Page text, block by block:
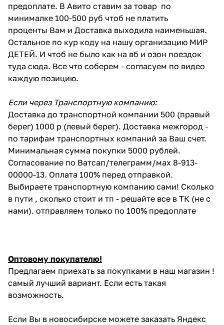
предоплате. В Авито ставим за товар по
минималке 100-500 руб чтоб не платить
проценты Вам и Доставка выходила наименьшая.
Остальное по кур коду на нашу организацию МИР
ДЕТЕЙ. И чтоб не было как на вб и озон поездок
туда сюда. Все что соберем - согласуем по видео
каждую позицию.
Если через Транспортную компанию:
Доставка до транспортной компании 500 (правый
берег) 1000 р (левый берег). Доставка межгород -
по тарифам транспортных компаний за Ваш счет.
Минимальная сумма покупки 5000 рублей.
Согласование по Ватсап/телеграмм/мах 8-913-
00000-13. Оплата 100% перед отправкой.
Выбираете транспортную компанию сами! Сколько
в пути , сколько стоит и тп - решайте все в ТК (не с
нами). отправляем только по 100% предоплате
Оптовому покупателю!
Предлагаем приехать за покупками в наш магазин !
самый лучший вариант. Если есть такая
возможность.
Если Вы в новосибирске можете заказать Яндекс